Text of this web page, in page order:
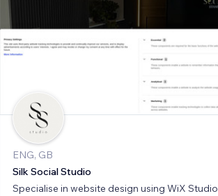
ENG, GB
Silk Social Studio
Specialise in website design using WiX Studio